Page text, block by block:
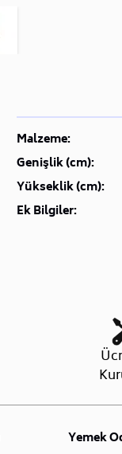
Malzeme:
Genişlik (cm):
Yükseklik (cm):
Ek Bilgiler:
Yemek